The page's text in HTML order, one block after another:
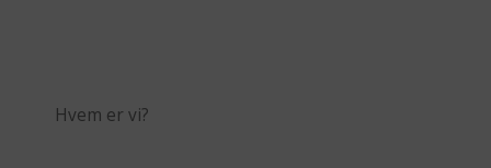
Hvem er vi?